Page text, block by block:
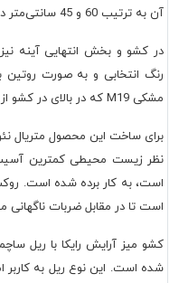
آن به ترتیب 60 و 45 سانتی‌متر در نظر گرفته شده است.
در کشو و بخش انتهایی آینه
مشکی M19 که در بالای در کشو از آن استفاده شده است.
برای ساخت این محصول متریال
نظر زیست محیطی کمترین آسیب
است، به کار برده شده است.
است تا در مقابل ضربات ناگهانی
کشو میز آرایش رایکا با ریل
شده است. این نوع ریل به